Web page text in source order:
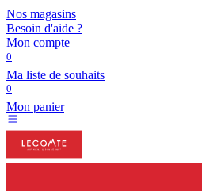
Nos magasins
Besoin d'aide ?
Mon compte
0
Ma liste de souhaits
0
Mon panier